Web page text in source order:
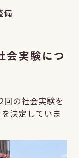
備
会実験につ
の社会実験を
決定していま